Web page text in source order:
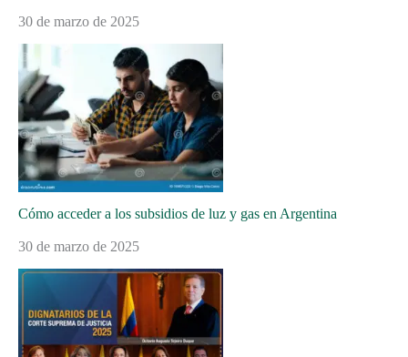
30 de marzo de 2025
Cómo acceder a los subsidios de luz y gas en Argentina
30 de marzo de 2025